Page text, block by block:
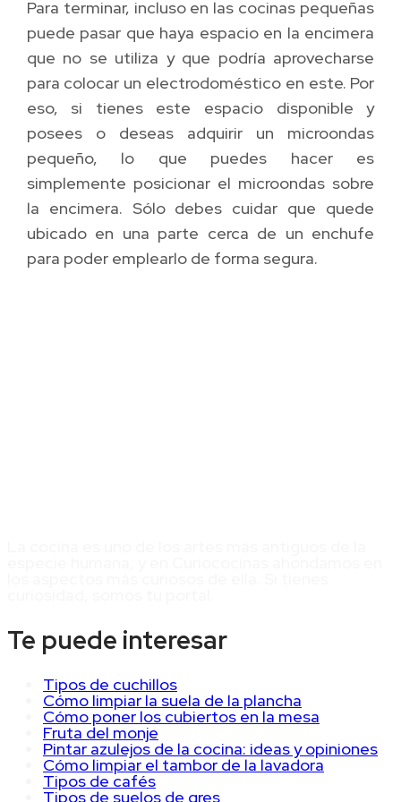
Para terminar, incluso en las cocinas pequeñas
puede pasar que haya espacio en la encimera
que no se utiliza y que podría aprovecharse
para colocar un electrodoméstico en este. Por
eso, si tienes este espacio disponible y
posees o deseas adquirir un microondas
pequeño, lo que puedes hacer es
simplemente posicionar el microondas sobre
la encimera. Sólo debes cuidar que quede
ubicado en una parte cerca de un enchufe
para poder emplearlo de forma segura.
Te puede interesar
Tipos de cuchillos
Cómo limpiar la suela de la plancha
Cómo poner los cubiertos en la mesa
Fruta del monje
Pintar azulejos de la cocina: ideas y opiniones
Cómo limpiar el tambor de la lavadora
Tipos de cafés
Tipos de suelos de gres